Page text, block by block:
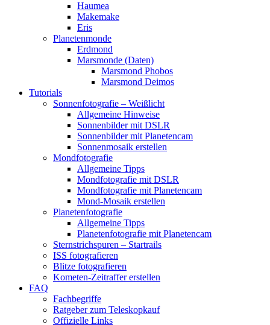
Haumea
Makemake
Eris
Planetenmonde
Erdmond
Marsmonde (Daten)
Marsmond Phobos
Marsmond Deimos
Tutorials
Sonnenfotografie – Weißlicht
Allgemeine Hinweise
Sonnenbilder mit DSLR
Sonnenbilder mit Planetencam
Sonnenmosaik erstellen
Mondfotografie
Allgemeine Tipps
Mondfotografie mit DSLR
Mondfotografie mit Planetencam
Mond-Mosaik erstellen
Planetenfotografie
Allgemeine Tipps
Planetenfotografie mit Planetencam
Sternstrichspuren – Startrails
ISS fotografieren
Blitze fotografieren
Kometen-Zeitraffer erstellen
FAQ
Fachbegriffe
Ratgeber zum Teleskopkauf
Offizielle Links